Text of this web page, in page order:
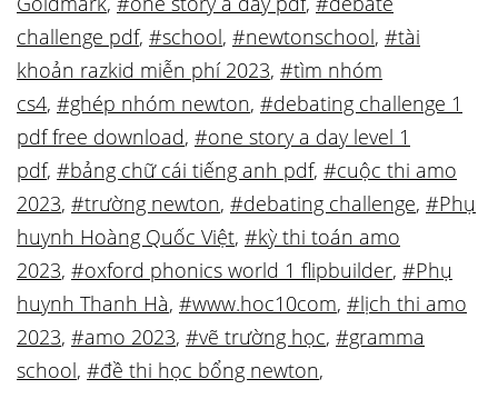
challenge pdf, #school, #newtonschool, #tài
khoản razkid miễn phí 2023, #tìm nhóm
cs4, #ghép nhóm newton, #debating challenge 1
pdf free download, #one story a day level 1
pdf, #bảng chữ cái tiếng anh pdf, #cuộc thi amo
2023, #trường newton, #debating challenge, #Phụ
huynh Hoàng Quốc Việt, #kỳ thi toán amo
2023, #oxford phonics world 1 flipbuilder, #Phụ
huynh Thanh Hà, #www.hoc10com, #lịch thi amo
2023, #amo 2023, #vẽ trường học, #gramma
school, #đề thi học bổng newton,